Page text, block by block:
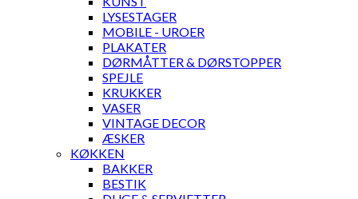
LYSESTAGER
MOBILE - UROER
PLAKATER
DØRMÅTTER & DØRSTOPPER
SPEJLE
KRUKKER
VASER
VINTAGE DECOR
ÆSKER
KØKKEN
BAKKER
BESTIK